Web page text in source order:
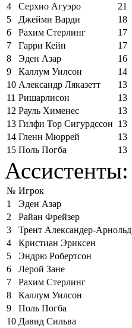
4
Серхио Агуэро
21
5
Джейми Варди
18
6
Рахим Стерлинг
17
7
Гарри Кейн
17
8
Эден Азар
16
9
Каллум Уилсон
14
10 Александр Ляказетт
13
11 Ришарлисон
13
12 Рауль Хименес
13
13 Гилфи Тор Сигурдссон 13
14 Гленн Мюррей
13
15 Поль Погба 13
Ассистенты:
№ Игрок
1
Эден Азар
2
Райан Фрейзер
3
Трент Александер-Арнольд
4
Кристиан Эриксен
5
Эндрю Робертсон
6
Лерой Зане
7
Рахим Стерлинг
8
Каллум Уилсон
9
Поль Погба
10 Давид Сильва